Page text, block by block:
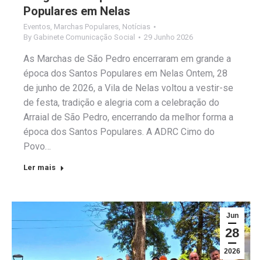
Populares em Nelas
Eventos Marchas Populares Notícias
By Gabinete Comunicação Social 29 Junho 2026
As Marchas de São Pedro encerraram em grande a
época dos Santos Populares em Nelas Ontem, 28
de junho de 2026, a Vila de Nelas voltou a vestir-se
de festa, tradição e alegria com a celebração do
Arraial de São Pedro, encerrando da melhor forma a
época dos Santos Populares. A ADRC Cimo do
Povo…
Ler mais
Jun
28
2026